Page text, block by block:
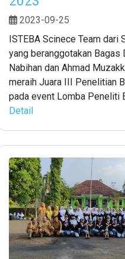
2023-09-25
ISTEBA Scinece Team dari
yang beranggotakan Bagas
Nabihan dan Ahmad
meraih Juara III Penelitian
pada event Lomba Peneliti
Detail